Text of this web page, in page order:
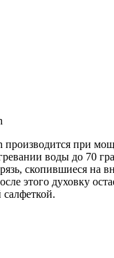
производится при
воды до 70
скопившиеся на
этого духовку